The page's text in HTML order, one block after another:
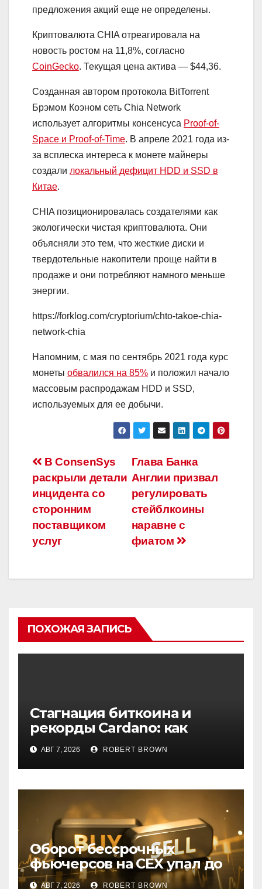
предложения акций еще не определены.
Криптовалюта CHIA отреагировала на
новость ростом на 11,8%, согласно
CoinGecko. Текущая цена актива — $44,36.
Созданная автором протокола BitTorrent
Брэмом Коэном сеть Chia Network
использует алгоритмы консенсуса Proof-of-
Space и Proof-of-Time. В апреле 2021 года из-
за всплеска интереса к монете майнеры
создали локальный дефицит HDD и SSD в
Китае.
CHIA позиционировалась создателями как
экологически чистая криптовалюта. Они
объясняли это тем, что жесткие диски и
твердотельные накопители проще найти в
продаже и они потребляют намного меньше
энергии.
https://forklog.com/cryptorium/chto-takoe-chia-
network-chia
Напомним, с мая по сентябрь 2021 года курс
монеты обвалился на 85% и положил начало
массовым распродажам HDD и SSD,
используемых для ее добычи.
Навигация
по
записям
Глава Банка
Англии призвал
регулировать
стейблкоины
наравне с
фиатом
В ConsenSys
раскрыли детали
инцидента со
сторонним
поставщиком
услуг
ПОХОЖАЯ ЗАПИСЬ
Стагнация биткоина и
рекорды Cardano: как
начинается август на
крипторынке
АВГ 7, 2026 ROBERT BROWN
Оборот бессрочных
фьючерсов на CEX упал до
минимумов 2023 года
АВГ 7, 2026 ROBERT BROWN